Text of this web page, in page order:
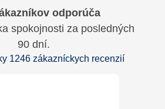
odporúča
spokojnosti za posledných
90 dní.
1246 zákazníckych recenzií